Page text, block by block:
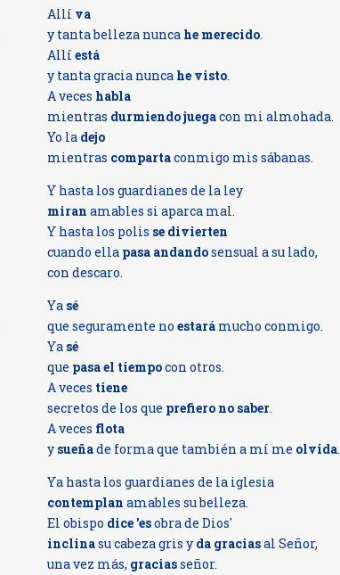
Allí va
y tanta belleza nuncahe merecido.
Allí está
y tanta gracia nuncahe visto.
A veces habla
mientras durmiendojuegacon mi almohada.
Yo la dejo
mientras compartaconmigo mis sábanas.
Y hasta los guardianes de la ley
miran amables si aparca mal.
Y hasta los polis se divierten
cuando ella pasa andandosensual a su lado,
con descaro.
Ya sé
que seguramente no estará mucho conmigo.
Ya sé
que pasa el tiempocon otros.
A veces tiene
secretos de los que prefiero no saber.
A veces flota
y sueñade forma que también a mí me olvida.
Ya hasta los guardianes de la iglesia
contemplan amables su belleza.
El obispo dice 'esobra de Dios'
inclinasu cabeza gris y da graciasal Señor,
una vez más, graciasseñor.